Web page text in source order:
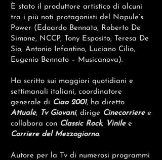
È stato il produttore artistico di alcuni
tra i più noti protagonisti del Napule’s
Power (Edoardo Bennato, Roberto De
Simone, NCCP, Tony Esposito, Teresa De
Sio, Antonio Infantino, Luciano Cilio,
Eugenio Bennato – Musicanova).
Ha scritto sui maggiori quotidiani e
settimanali italiani, coordinatore
generale di Ciao 2001, ha diretto
Attuale, Tv Giovani, dirige Cinecorrieree
collabora con Classic Rock, Vinilee
Corriere del Mezzogiorno.
Autore per la Tv di numerosi programmi